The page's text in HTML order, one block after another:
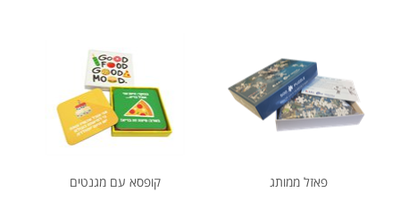
פאזל ממותג קופסא עם מגנטים